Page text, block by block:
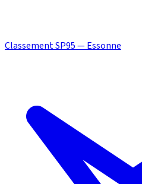
Classement SP95 — Essonne